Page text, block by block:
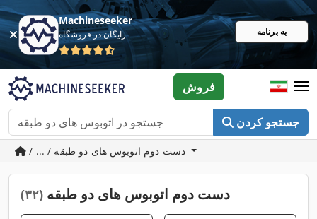
Machineseeker
رایگان در فروشگاه به برنامه
جستجو کردن
فروش
دست دوم اتوبوس های دو طبقه (۳۲)